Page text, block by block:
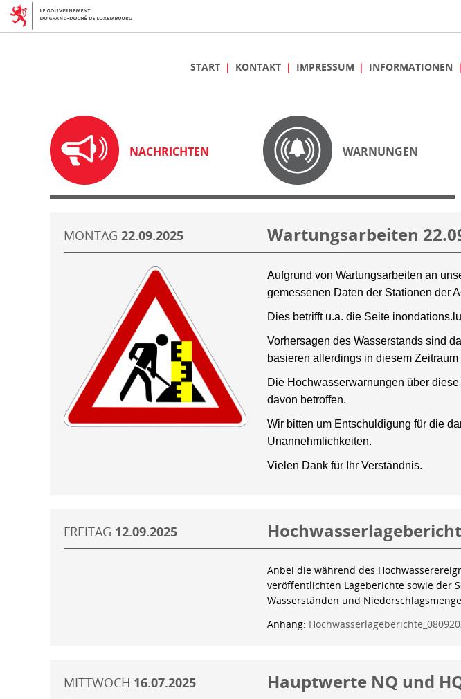
START KONTAKT IMPRESSUM INFORMATIONEN
NACHRICHTEN WARNUNGEN
MONTAG 22.09.2025 Wartungsarbeiten
Aufgrund von Wartungsarbeiten an
gemessenen Daten der Stationen der
Dies betrifft u.a. die Seite
Vorhersagen des Wasserstands sind
basieren allerdings in diesem
Die Hochwasserwarnungen über
davon betroffen.
Wir bitten um Entschuldigung für die
Unannehmlichkeiten.
Vielen Dank für Ihr Verständnis.
FREITAG 12.09.2025
Anbei die während des
veröffentlichten Lageberichte sowie der
Wasserständen und
Anhang:
MITTWOCH 16.07.2025 Hauptwerte NQ und